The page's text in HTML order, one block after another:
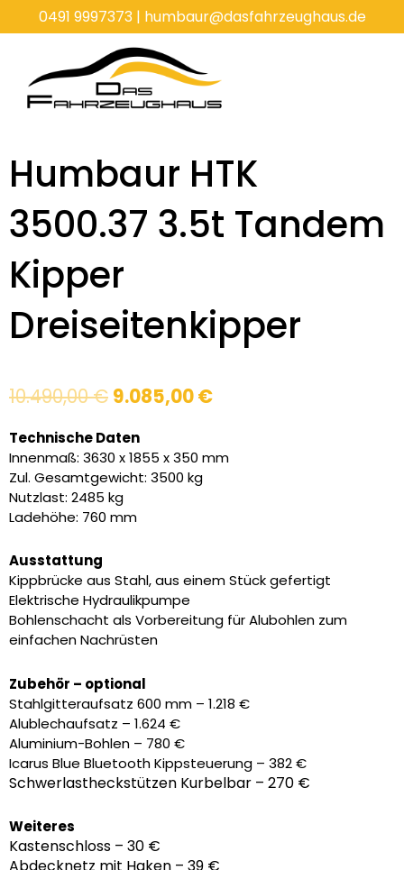
0491 9997373| humbaur@dasfahrzeughaus.de
Humbaur HTK
3500.37 3.5t Tandem
Kipper
Dreiseitenkipper
10.490,00€ Ursprünglicher
war:
10.490,00 €
9.085,00€Aktueller
9.085,00 €.
Technische Daten
Innenmaß: 3630 x 1855 x 350 mm
Zul. Gesamtgewicht: 3500 kg
Nutzlast: 2485 kg
Ladehöhe: 760 mm
Ausstattung
Kippbrücke aus Stahl, aus einem Stück gefertigt
Elektrische Hydraulikpumpe
Bohlenschacht als Vorbereitung für Alubohlen zum
einfachen Nachrüsten
Zubehör – optional
Stahlgitteraufsatz 600 mm – 1.218 €
Alublechaufsatz – 1.624 €
Aluminium-Bohlen – 780 €
Icarus Blue Bluetooth Kippsteuerung – 382 €
Schwerlastheckstützen Kurbelbar – 270 €
Weiteres
Kastenschloss – 30 €